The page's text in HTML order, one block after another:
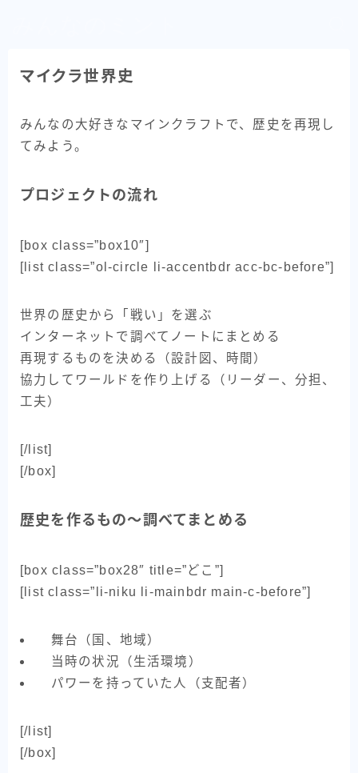
マイクラ世界史
みんなの大好きなマインクラフトで、歴史を再現し
てみよう。
プロジェクトの流れ
[box class=”box10″]
[list class=”ol-circle li-accentbdr acc-bc-before”]
世界の歴史から「戦い」を選ぶ
インターネットで調べてノートにまとめる
再現するものを決める（設計図、時間）
協力してワールドを作り上げる（リーダー、分担、
工夫）
[/list]
[/box]
歴史を作るもの～調べてまとめる
[box class=”box28″ title=”どこ”]
[list class=”li-niku li-mainbdr main-c-before”]
舞台（国、地域）
当時の状況（生活環境）
パワーを持っていた人（支配者）
[/list]
[/box]